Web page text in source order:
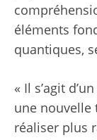
éléments
quantiques,
« Il s’agit
une nouvelle
réaliser plus